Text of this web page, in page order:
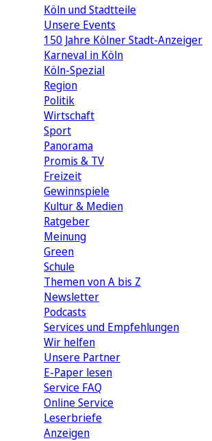
Köln und Stadtteile
Unsere Events
150 Jahre Kölner Stadt-Anzeiger
Karneval in Köln
Köln-Spezial
Region
Politik
Wirtschaft
Sport
Panorama
Promis & TV
Freizeit
Gewinnspiele
Kultur & Medien
Ratgeber
Meinung
Green
Schule
Themen von A bis Z
Newsletter
Podcasts
Services und Empfehlungen
Wir helfen
Unsere Partner
E-Paper lesen
Service FAQ
Online Service
Leserbriefe
Anzeigen